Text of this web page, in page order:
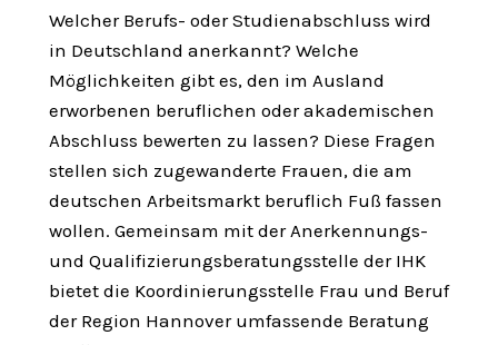
Welcher Berufs- oder Studienabschluss wird
in Deutschland anerkannt? Welche
Möglichkeiten gibt es, den im Ausland
erworbenen beruflichen oder akademischen
Abschluss bewerten zu lassen? Diese Fragen
stellen sich zugewanderte Frauen, die am
deutschen Arbeitsmarkt beruflich Fuß fassen
wollen. Gemeinsam mit der Anerkennungs-
und Qualifizierungsberatungsstelle der IHK
bietet die Koordinierungsstelle Frau und Beruf
der Region Hannover umfassende Beratung